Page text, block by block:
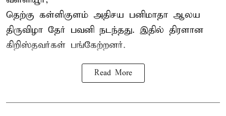
தெற்கு கள்ளிகுளம் அதிசய பனிமாதா ஆலய
திருவிழா தேர் பவனி நடந்தது. இதில் திரளான
கிறிஸ்தவர்கள் பங்கேற்றனர்.
Read More